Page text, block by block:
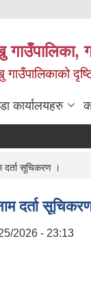
गाउँपालिका,
गाउँपालिकाको
कार्यालयहरु
दर्ता सूचिकरण ।
दर्ता
2026 - 23:13